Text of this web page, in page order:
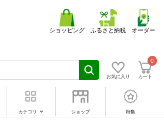
お気に入り
0
カート
ショッピング ふるさと納税 オーダー
カテゴリ ショップ 特集